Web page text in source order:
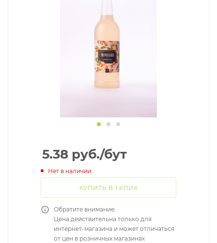
5.38 руб./бут
Нет в наличии
КУПИТЬ В 1 КЛИК
Обратите внимание:
Цена действительна только для
интернет-магазина и может отличаться
от цен в розничных магазинах